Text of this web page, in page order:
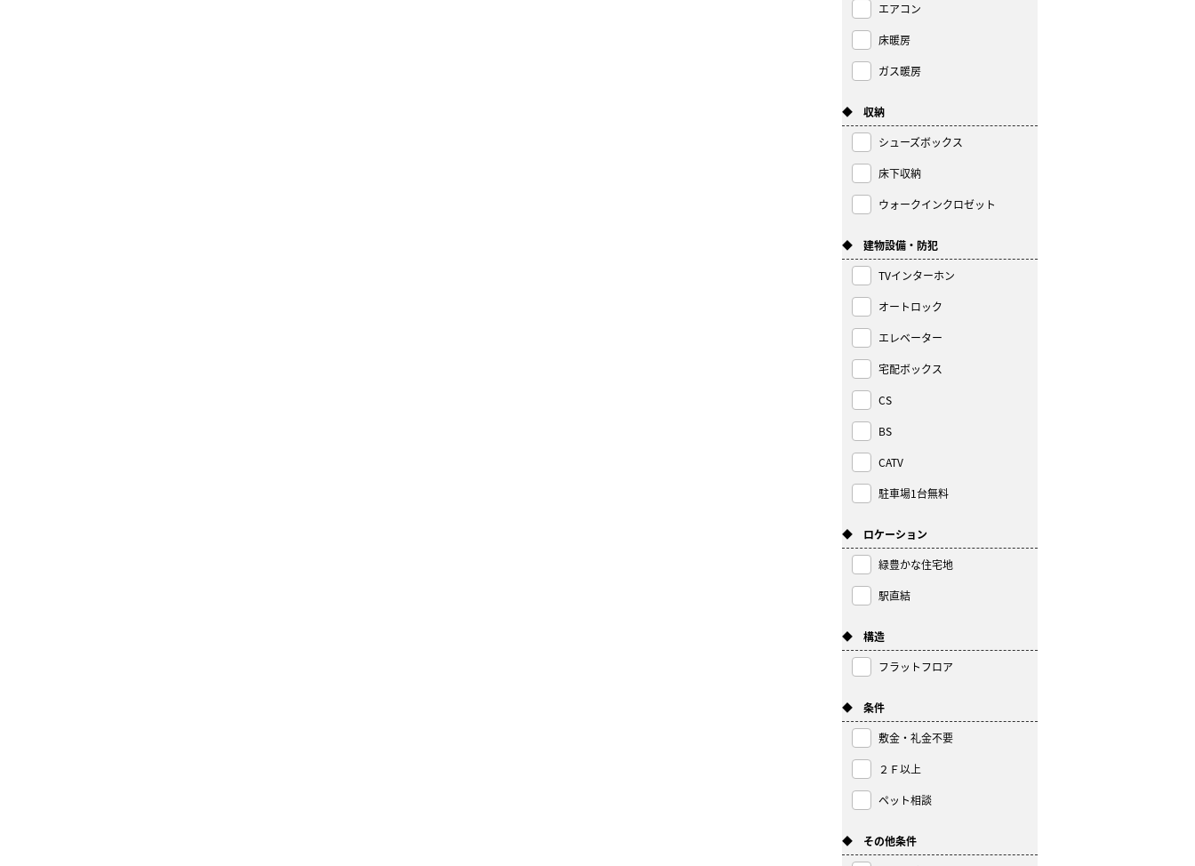
エアコン
床暖房
ガス暖房
◆ 収納
シューズボックス
床下収納
ウォークインクロゼット
◆ 建物設備・防犯
TVインターホン
オートロック
エレベーター
宅配ボックス
CS
BS
CATV
駐車場1台無料
◆ ロケーション
緑豊かな住宅地
駅直結
◆ 構造
フラットフロア
◆ 条件
敷金・礼金不要
２Ｆ以上
ペット相談
◆ その他条件